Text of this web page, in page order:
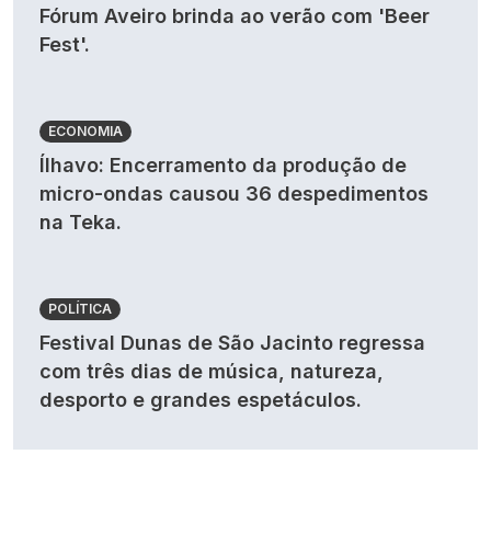
Fórum Aveiro brinda ao verão com 'Beer
Fest'.
ECONOMIA
Ílhavo: Encerramento da produção de
micro-ondas causou 36 despedimentos
na Teka.
POLÍTICA
Festival Dunas de São Jacinto regressa
com três dias de música, natureza,
desporto e grandes espetáculos.